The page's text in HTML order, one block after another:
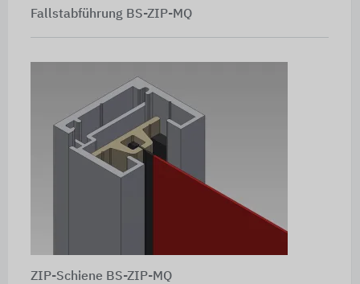
Fallstabführung BS-ZIP-MQ
ZIP-Schiene BS-ZIP-MQ